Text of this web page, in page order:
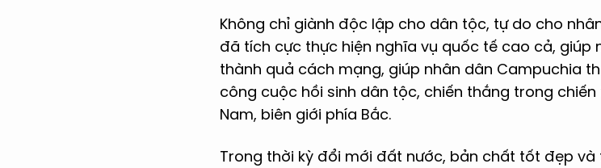
Không chỉ giành độc lập cho dân tộc, tự do cho
đã tích cực thực hiện nghĩa vụ quốc tế cao cả, giúp
thành quả cách mạng, giúp nhân dân Campuchia
công cuộc hồi sinh dân tộc, chiến thắng trong
Nam, biên giới phía Bắc.
Trong thời kỳ đổi mới đất nước, bản chất tốt đẹp và